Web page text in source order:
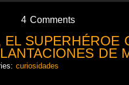
4 Comments
EL SUPERHÉROE
DE
curiosidades